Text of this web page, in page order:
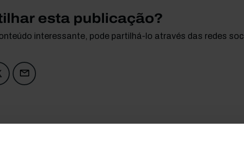
esta publicação?
interessante, pode partilhá-lo através das redes